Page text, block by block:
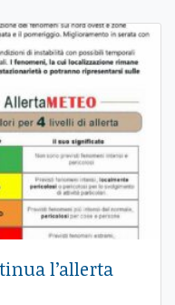
l’allerta